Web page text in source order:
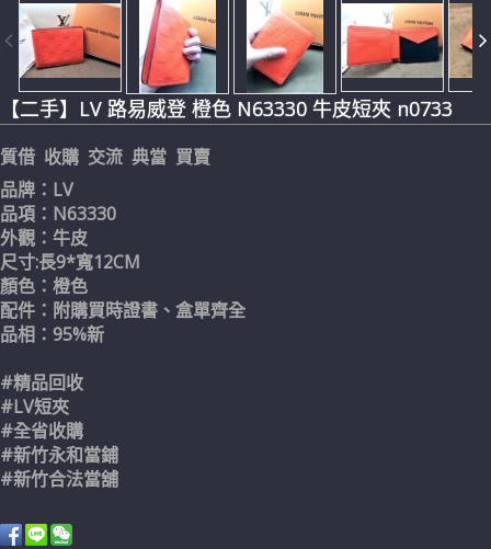
【二手】LV 路易威登 橙色 N63330 牛皮短夾 n0733
質借 收購 交流 典當 買賣
品牌：LV
品項：N63330
外觀：牛皮
尺寸:長9*寬12CM
顏色：橙色
配件：附購買時證書、盒單齊全
品相：95%新
#精品回收
#LV短夾
#全省收購
#新竹永和當鋪
#新竹合法當舖